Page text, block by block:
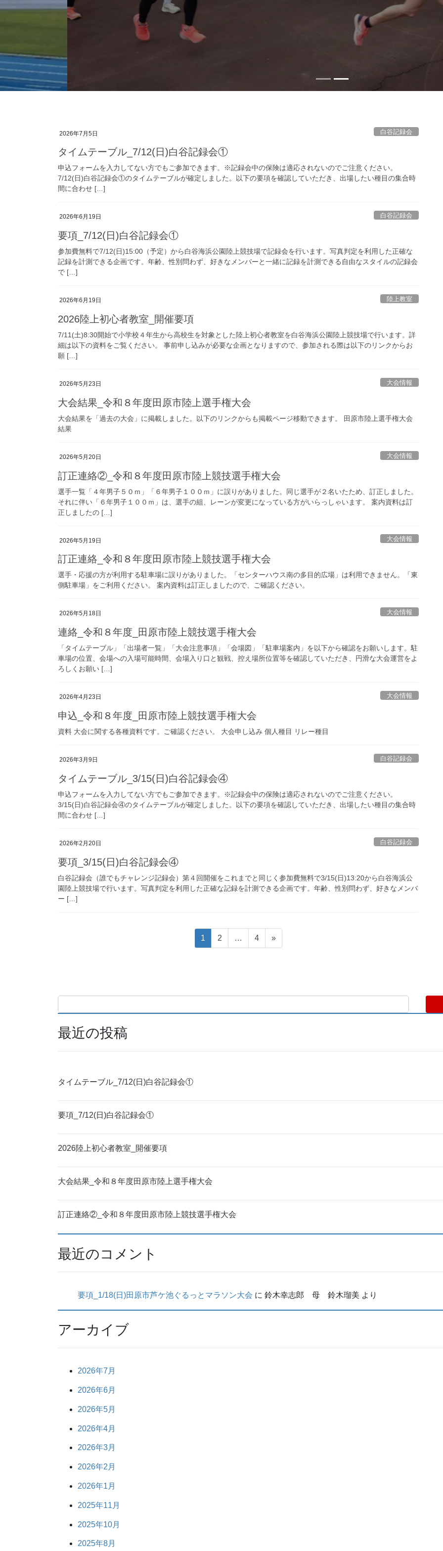
2026年7月5日 白谷記録会
タイムテーブル_7/12(日)白谷記録会①
申込フォームを入力してない方でもご参加できます。※記録会中の保険は適応されないのでご注意ください。
7/12(日)白谷記録会①のタイムテーブルが確定しました。以下の要項を確認していただき、出場したい種目の集合時
間に合わせ […]
2026年6月19日 白谷記録会
要項_7/12(日)白谷記録会①
参加費無料で7/12(日)15:00（予定）から白谷海浜公園陸上競技場で記録会を行います。写真判定を利用した正確な
記録を計測できる企画です。年齢、性別問わず、好きなメンバーと一緒に記録を計測できる自由なスタイルの記録会
で […]
2026年6月19日 陸上教室
2026陸上初心者教室_開催要項
7/11(土)8:30開始で小学校４年生から高校生を対象とした陸上初心者教室を白谷海浜公園陸上競技場で行います。詳
細は以下の資料をご覧ください。 事前申し込みが必要な企画となりますので、参加される際は以下のリンクからお
願 […]
2026年5月23日 大会情報
大会結果_令和８年度田原市陸上選手権大会
大会結果を「過去の大会」に掲載しました。以下のリンクからも掲載ページ移動できます。 田原市陸上選手権大会
結果
2026年5月20日 大会情報
訂正連絡②_令和８年度田原市陸上競技選手権大会
選手一覧「４年男子５０ｍ」「６年男子１００ｍ」に誤りがありました。同じ選手が２名いたため、訂正しました。
それに伴い「６年男子１００ｍ」は、選手の組、レーンが変更になっている方がいらっしゃいます。 案内資料は訂
正しましたの […]
2026年5月19日 大会情報
訂正連絡_令和８年度田原市陸上競技選手権大会
選手・応援の方が利用する駐車場に誤りがありました。「センターハウス南の多目的広場」は利用できません。「東
側駐車場」をご利用ください。 案内資料は訂正しましたので、ご確認ください。
2026年5月18日 大会情報
連絡_令和８年度_田原市陸上競技選手権大会
「タイムテーブル」「出場者一覧」「大会注意事項」「会場図」「駐車場案内」を以下から確認をお願いします。駐
車場の位置、会場への入場可能時間、会場入り口と観戦、控え場所位置等を確認していただき、円滑な大会運営をよ
ろしくお願い […]
2026年4月23日 大会情報
申込_令和８年度_田原市陸上競技選手権大会
資料 大会に関する各種資料です。ご確認ください。 大会申し込み 個人種目 リレー種目
2026年3月9日 白谷記録会
タイムテーブル_3/15(日)白谷記録会④
申込フォームを入力してない方でもご参加できます。※記録会中の保険は適応されないのでご注意ください。
3/15(日)白谷記録会④のタイムテーブルが確定しました。以下の要項を確認していただき、出場したい種目の集合時
間に合わせ […]
2026年2月20日 白谷記録会
要項_3/15(日)白谷記録会④
白谷記録会（誰でもチャレンジ記録会）第４回開催をこれまでと同じく参加費無料で3/15(日)13:20から白谷海浜公
園陸上競技場で行います。写真判定を利用した正確な記録を計測できる企画です。年齢、性別問わず、好きなメンバ
ー […]
ー
ジ
送
固
定
1
固
定
2 …
固
定
4 »
最近の投稿
タイムテーブル_7/12(日)白谷記録会①
要項_7/12(日)白谷記録会①
2026陸上初心者教室_開催要項
大会結果_令和８年度田原市陸上選手権大会
訂正連絡②_令和８年度田原市陸上競技選手権大会
最近のコメント
要項_1/18(日)田原市芦ケ池ぐるっとマラソン大会 に 鈴木幸志郎 母 鈴木瑠美 より
アーカイブ
2026年7月
2026年6月
2026年5月
2026年4月
2026年3月
2026年2月
2026年1月
2025年11月
2025年10月
2025年8月